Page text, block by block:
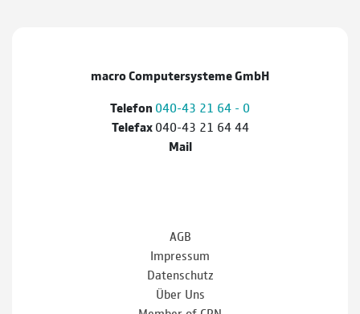
macro Computersysteme GmbH
Telefon 040-43 21 64 - 0
Telefax040-43 21 64 44
Mail
AGB
Impressum
Datenschutz
Über Uns